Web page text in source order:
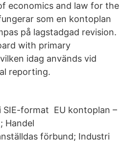
economics and law for the
som en kontoplan
på lagstadgad revision.
with primary
idag används vid
reporting.
format EU kontoplan –
Handel
förbund; Industri